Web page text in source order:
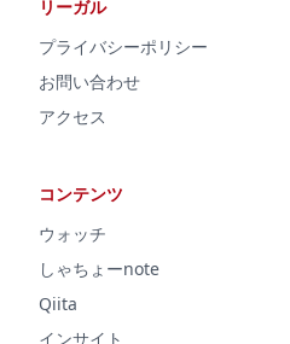
リーガル
プライバシーポリシー
お問い合わせ
アクセス
コンテンツ
ウォッチ
しゃちょーnote
Qiita
インサイト